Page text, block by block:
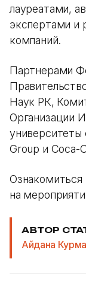
лауреатами,
экспертами и
компаний.
Партнерами
Наук РК,
Организации
университеты
Group и Coca-
Ознакомиться
на
АВТОР
Айдана